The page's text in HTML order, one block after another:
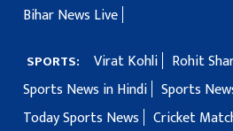
Bihar News Live
SPORTS: Virat Kohli
Rohit
Sports News in Hindi Sports
Today Sports News
Cricket